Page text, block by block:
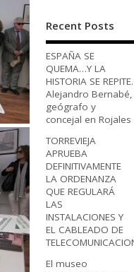
Recent Posts
ESPAÑA SE
QUEMA…Y LA
HISTORIA SE REPITE.
Alejandro Bernabé,
geógrafo y
concejal en Rojales
TORREVIEJA
APRUEBA
DEFINITIVAMENTE
LA ORDENANZA
QUE REGULARÁ
LAS
INSTALACIONES Y
EL CABLEADO DE
El museo